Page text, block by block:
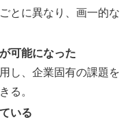
とに異なり、画一的な
可能になった
し、企業固有の課題を
る。
いる